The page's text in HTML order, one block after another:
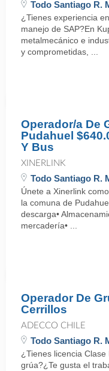
Todo Santiago R.
¿Tienes experiencia
manejo de SAP?En
metalmecánico e
y comprometidas, ...
Operador/a De
Pudahuel
Y Bus
XINERLINK
Todo Santiago R.
Únete a Xinerlink
la comuna de
descarga•
mercadería• ...
Operador De
Cerrillos
ADECCO CHILE
Todo Santiago R.
¿Tienes licencia
grúa?¿Te gusta el